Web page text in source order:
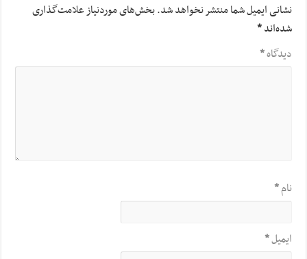
نشانی ایمیل شما منتشر نخواهد شد.بخش‌های موردنیاز علامت‌گذاری
شده‌اند*
دیدگاه*
نام*
ایمیل*